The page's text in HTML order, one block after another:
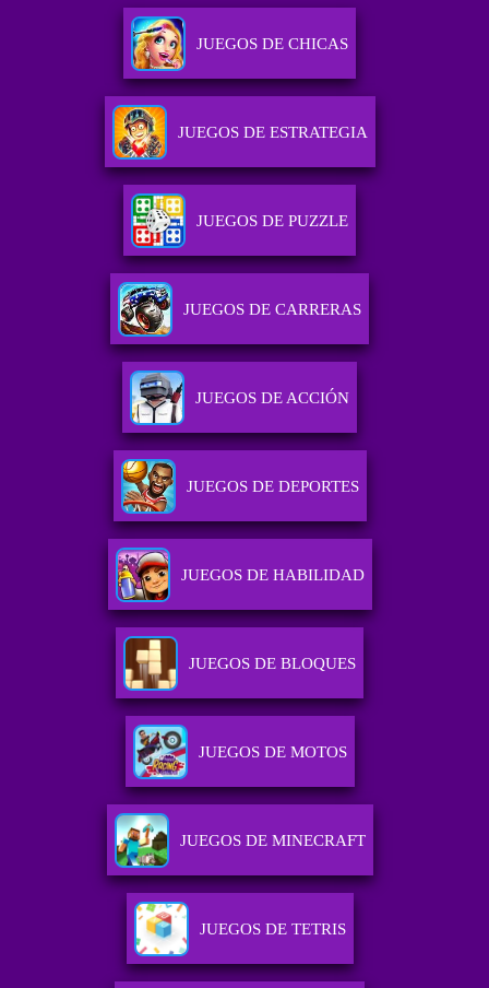
JUEGOS DE CHICAS
JUEGOS DE ESTRATEGIA
JUEGOS DE PUZZLE
JUEGOS DE CARRERAS
JUEGOS DE ACCIÓN
JUEGOS DE DEPORTES
JUEGOS DE HABILIDAD
JUEGOS DE BLOQUES
JUEGOS DE MOTOS
JUEGOS DE MINECRAFT
JUEGOS DE TETRIS